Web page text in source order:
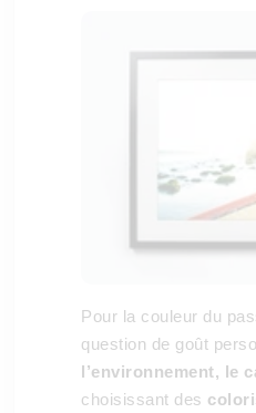
Pour la couleur du
question de goût
l’environnement, le
choisissant des